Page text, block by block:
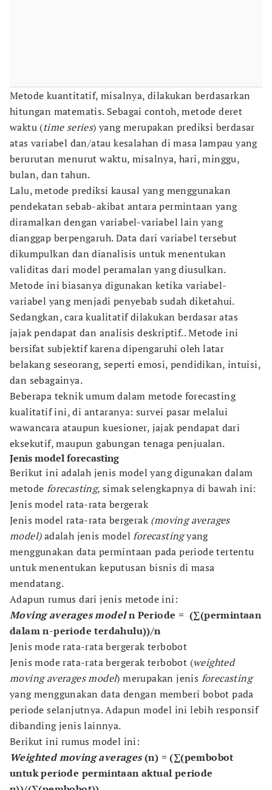
Metode kuantitatif, misalnya, dilakukan berdasarkan
hitungan matematis. Sebagai contoh, metode deret
waktu (time series) yang merupakan prediksi berdasar
atas variabel dan/atau kesalahan di masa lampau yang
berurutan menurut waktu, misalnya, hari, minggu,
bulan, dan tahun.
Lalu, metode prediksi kausal yang menggunakan
pendekatan sebab-akibat antara permintaan yang
diramalkan dengan variabel-variabel lain yang
dianggap berpengaruh. Data dari variabel tersebut
dikumpulkan dan dianalisis untuk menentukan
validitas dari model peramalan yang diusulkan.
Metode ini biasanya digunakan ketika variabel-
variabel yang menjadi penyebab sudah diketahui.
Sedangkan, cara kualitatif dilakukan berdasar atas
jajak pendapat dan analisis deskriptif.. Metode ini
bersifat subjektif karena dipengaruhi oleh latar
belakang seseorang, seperti emosi, pendidikan, intuisi,
dan sebagainya.
Beberapa teknik umum dalam metode forecasting
kualitatif ini, di antaranya: survei pasar melalui
wawancara ataupun kuesioner, jajak pendapat dari
eksekutif, maupun gabungan tenaga penjualan.
Jenis model forecasting
Berikut ini adalah jenis model yang digunakan dalam
metode forecasting,simak selengkapnya di bawah ini:
Jenis model rata-rata bergerak
Jenis model rata-rata bergerak(moving averages
model)adalah jenis modelforecastingyang
menggunakan data permintaan pada periode tertentu
untuk menentukan keputusan bisnis di masa
mendatang.
Adapun rumus dari jenis metode ini:
Moving averages modeln Periode = (∑(permintaan
dalam n-periode terdahulu))/n
Jenis mode rata-rata bergerak terbobot
Jenis mode rata-rata bergerak terbobot (weighted
moving averages model) merupakan jenis forecasting
yang menggunakan data dengan memberi bobot pada
periode selanjutnya. Adapun model ini lebih responsif
dibanding jenis lainnya.
Berikut ini rumus model ini:
Weighted moving averages(n) = (∑(pembobot
untuk periode permintaan aktual periode